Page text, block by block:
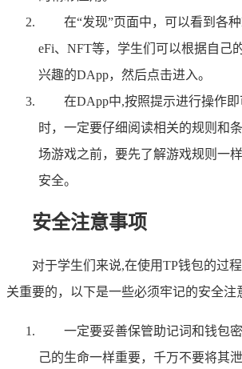
在“发现”页面中，可以看到各
eFi、NFT等，学生们可以根据自己
兴趣的DApp，然后点击进入。
在DApp中,按照提示进行操作
时，一定要仔细阅读相关的规则和
场游戏之前，要先了解游戏规则一
安全。
安全注意事项
对于学生们来说,在使用TP钱包的过
关重要的，以下是一些必须牢记的安全注
一定要妥善保管助记词和钱包
己的生命一样重要，千万不要将其泄